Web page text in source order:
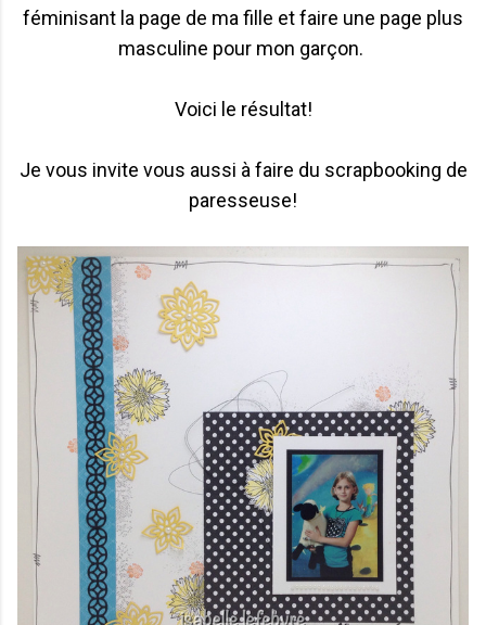
féminisant la page de ma fille et faire une page plus
masculine pour mon garçon.
Voici le résultat!
Je vous invite vous aussi à faire du scrapbooking de
paresseuse!